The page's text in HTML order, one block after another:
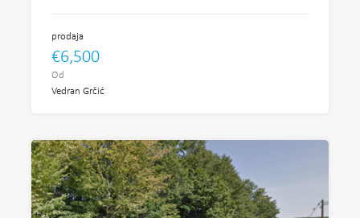
prodaja
€6,500
Od
Vedran Grčić